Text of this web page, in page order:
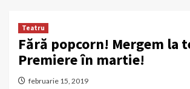
Teatru
Fără popcorn! Mergem la
Premiere în martie!
februarie 15, 2019